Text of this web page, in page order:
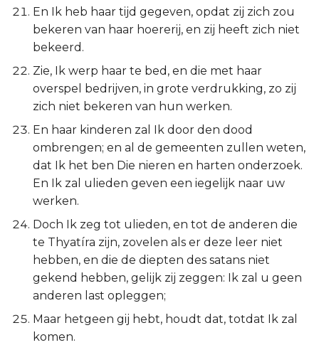
En Ik heb haar tijd gegeven, opdat zij zich zou
bekeren van haar hoererij, en zij heeft zich niet
bekeerd.
Zie, Ik werp haar te bed, en die met haar
overspel bedrijven, in grote verdrukking, zo zij
zich niet bekeren van hun werken.
En haar kinderen zal Ik door den dood
ombrengen; en al de gemeenten zullen weten,
dat Ik het ben Die nieren en harten onderzoek.
En Ik zal ulieden geven een iegelijk naar uw
werken.
Doch Ik zeg tot ulieden, en tot de anderen die
te Thyatíra zijn, zovelen als er deze leer niet
hebben, en die de diepten des satans niet
gekend hebben, gelijk zij zeggen: Ik zal u geen
anderen last opleggen;
Maar hetgeen gij hebt, houdt dat, totdat Ik zal
komen.